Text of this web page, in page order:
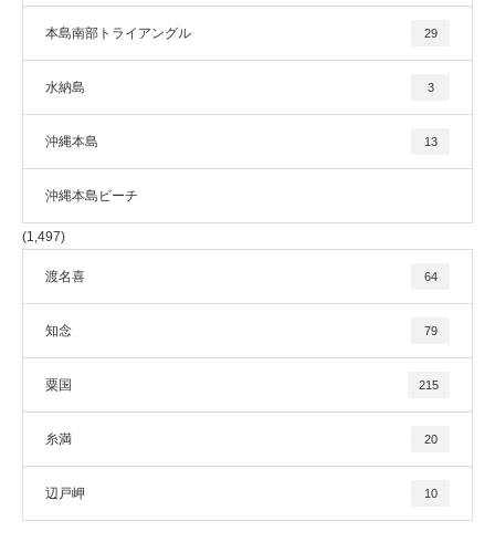
本島南部トライアングル 29
水納島 3
沖縄本島 13
沖縄本島ビーチ
(1,497)
渡名喜 64
知念 79
粟国 215
糸満 20
辺戸岬 10